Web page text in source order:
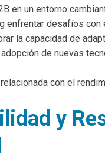
en un entorno
enfrentar desafíos con
la capacidad de
de nuevas
con el
y